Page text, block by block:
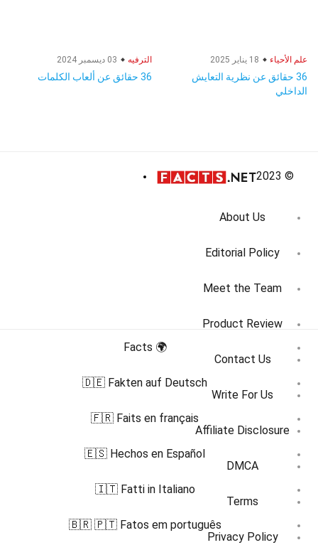
علم الأحياء
36 حقائق عن نظرية التعايش
الداخلي
الترفيه
36 حقائق عن ألعاب الكلمات
© 2023
About Us
Editorial Policy
Meet the Team
Product Review
Contact Us
Write For Us
Affiliate Disclosure
DMCA
Terms
Privacy Policy
🌍 Facts
🇩🇪 Fakten auf Deutsch
🇫🇷 Faits en français
🇪🇸 Hechos en Español
🇮🇹 Fatti in Italiano
🇧🇷 🇵🇹 Fatos em português